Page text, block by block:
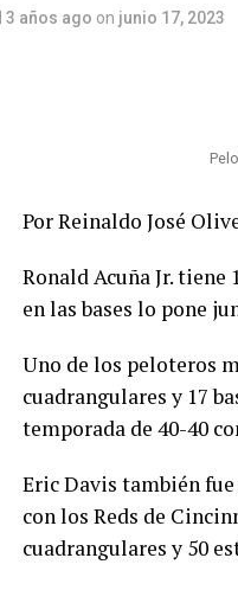
3 años ago on junio 17, 2023
Por Reinaldo José
Ronald Acuña Jr.tiene
en las bases lo pone
Uno de los peloteros
cuadrangulares y 17
temporada de 40-40
Eric Davis también
con los Reds de
cuadrangulares y 50